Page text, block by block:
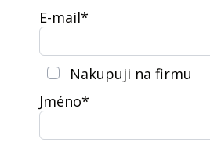
E-mail*
Nakupuji na firmu
Jméno*